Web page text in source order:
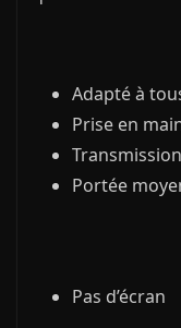
Adapté à
Prise en
Portée
Pas d’écran